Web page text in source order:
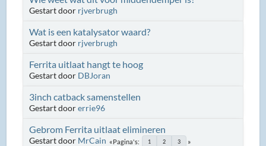
Gestart door rjverbrugh
Wat is een katalysator waard?
Gestart door rjverbrugh
Ferrita uitlaat hangt te hoog
Gestart door DBJoran
3inch catback samenstellen
Gestart doorerrie96
Gebrom Ferrita uitlaat elimineren
Gestart door MrCain Pagina's 1 2 3